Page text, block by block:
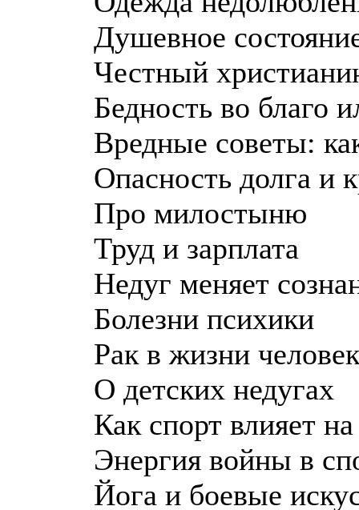
Душевное
Честный
Бедность во благо
Вредные советы:
Опасность долга и
Про милостыню
Труд и зарплата
Недуг меняет
Болезни психики
Рак в жизни
О детских недугах
Как спорт влияет
Энергия войны в
Йога и боевые